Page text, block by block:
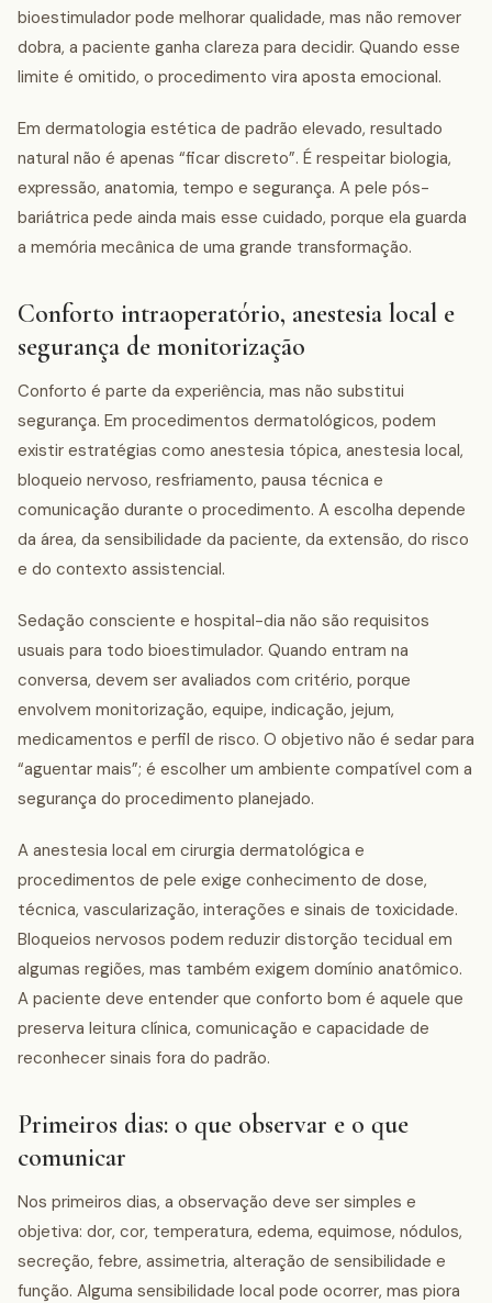
bioestimulador pode melhorar qualidade, mas não remover
dobra, a paciente ganha clareza para decidir. Quando esse
limite é omitido, o procedimento vira aposta emocional.
Em dermatologia estética de padrão elevado, resultado
natural não é apenas “ficar discreto”. É respeitar biologia,
expressão, anatomia, tempo e segurança. A pele pós-
bariátrica pede ainda mais esse cuidado, porque ela guarda
a memória mecânica de uma grande transformação.
Conforto intraoperatório, anestesia local e
segurança de monitorização
Conforto é parte da experiência, mas não substitui
segurança. Em procedimentos dermatológicos, podem
existir estratégias como anestesia tópica, anestesia local,
bloqueio nervoso, resfriamento, pausa técnica e
comunicação durante o procedimento. A escolha depende
da área, da sensibilidade da paciente, da extensão, do risco
e do contexto assistencial.
Sedação consciente e hospital-dia não são requisitos
usuais para todo bioestimulador. Quando entram na
conversa, devem ser avaliados com critério, porque
envolvem monitorização, equipe, indicação, jejum,
medicamentos e perfil de risco. O objetivo não é sedar para
“aguentar mais”; é escolher um ambiente compatível com a
segurança do procedimento planejado.
A anestesia local em cirurgia dermatológica e
procedimentos de pele exige conhecimento de dose,
técnica, vascularização, interações e sinais de toxicidade.
Bloqueios nervosos podem reduzir distorção tecidual em
algumas regiões, mas também exigem domínio anatômico.
A paciente deve entender que conforto bom é aquele que
preserva leitura clínica, comunicação e capacidade de
reconhecer sinais fora do padrão.
Primeiros dias: o que observar e o que
comunicar
Nos primeiros dias, a observação deve ser simples e
objetiva: dor, cor, temperatura, edema, equimose, nódulos,
secreção, febre, assimetria, alteração de sensibilidade e
função. Alguma sensibilidade local pode ocorrer, mas piora